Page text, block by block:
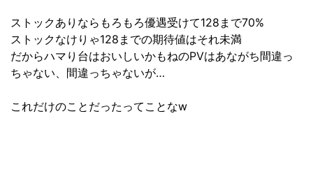
ストックありならもろもろ優遇受けて128まで70%
ストックなけりゃ128までの期待値はそれ未満
だからハマり台はおいしいかもねのPVはあながち間違っ
ちゃない、間違っちゃないが…
これだけのことだったってことなw